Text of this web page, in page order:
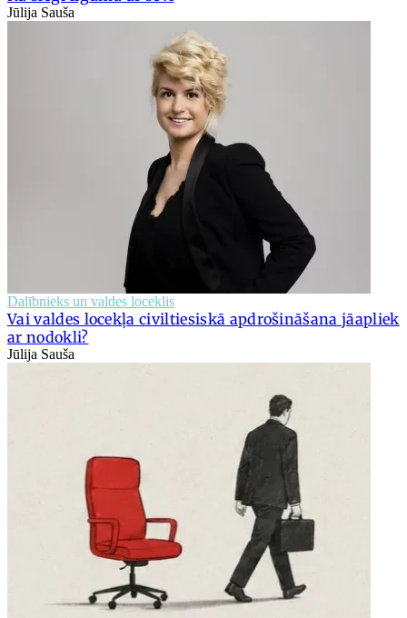
Jūlija Sauša
Dalībnieks un valdes loceklis
Vai valdes locekļa civiltiesiskā apdrošināšana jāapliek
ar nodokli?
Jūlija Sauša